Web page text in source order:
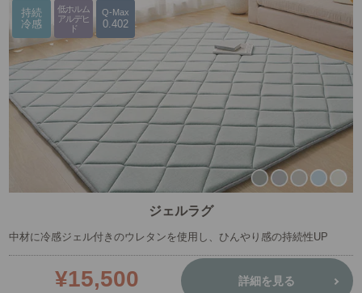
持続
冷感
低ホルム
アルデヒ
ド
Q-Max
0.402
ジェルラグ
中材に冷感ジェル付きのウレタンを使用し、ひんやり感の持続性UP
¥15,500 詳細を見る